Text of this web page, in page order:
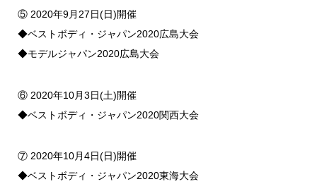
⑤ 2020年9月27日(日)開催
◆ベストボディ・ジャパン2020広島大会
◆モデルジャパン2020広島大会
⑥ 2020年10月3日(土)開催
◆ベストボディ・ジャパン2020関西大会
⑦ 2020年10月4日(日)開催
◆ベストボディ・ジャパン2020東海大会